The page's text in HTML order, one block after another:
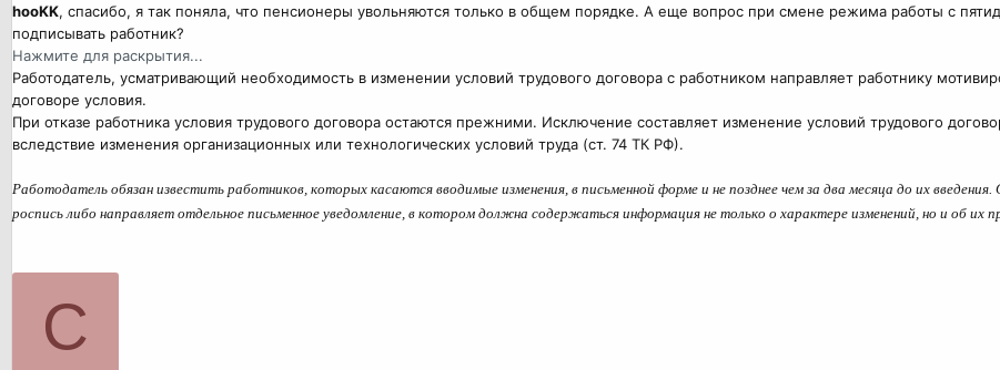
hooKK, спасибо, я так поняла, что пенсионеры увольняются только в общем порядке. А еще вопрос при смене режима работы с
подписывать работник?
Нажмите для раскрытия...
Работодатель, усматривающий необходимость в изменении условий трудового договора с работником направляет работнику
договоре условия.
При отказе работника условия трудового договора остаются прежними. Исключение составляет изменение условий трудового
вследствие изменения организационных или технологических условий труда (ст. 74 ТК РФ).
Работодатель обязан известить работников, которых касаются вводимые изменения, в письменной форме и не позднее чем за два месяца до их
роспись либо направляет отдельное письменное уведомление, в котором должна содержаться информация не только о характере изменений, но и об их
С